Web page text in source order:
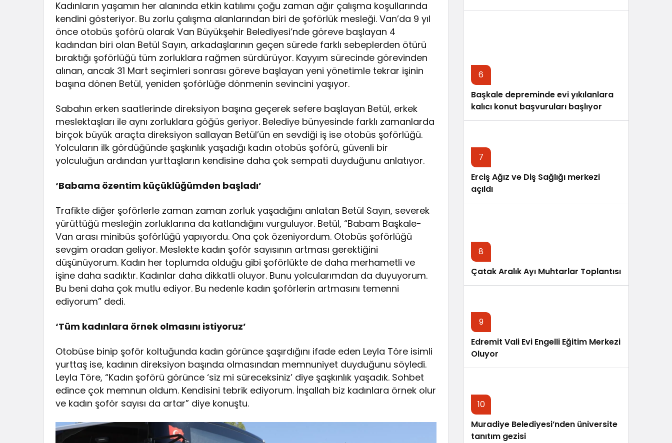
Kadınların yaşamın her alanında etkin katılımı çoğu zaman ağır çalışma koşullarında
kendini gösteriyor. Bu zorlu çalışma alanlarından biri de şoförlük mesleği. Van’da 9 yıl
önce otobüs şoförü olarak Van Büyükşehir Belediyesi’nde göreve başlayan 4
kadından biri olan Betül Sayın, arkadaşlarının geçen sürede farklı sebeplerden ötürü
bıraktığı şoförlüğü tüm zorluklara rağmen sürdürüyor. Kayyım sürecinde görevinden
alınan, ancak 31 Mart seçimleri sonrası göreve başlayan yeni yönetimle tekrar işinin
başına dönen Betül, yeniden şoförlüğe dönmenin sevincini yaşıyor.
Sabahın erken saatlerinde direksiyon başına geçerek sefere başlayan Betül, erkek
meslektaşları ile aynı zorluklara göğüs geriyor. Belediye bünyesinde farklı zamanlarda
birçok büyük araçta direksiyon sallayan Betül’ün en sevdiği iş ise otobüs şoförlüğü.
Yolcuların ilk gördüğünde şaşkınlık yaşadığı kadın otobüs şoförü, güvenli bir
yolculuğun ardından yurttaşların kendisine daha çok sempati duyduğunu anlatıyor.
‘Babama özentim küçüklüğümden başladı’
Trafikte diğer şoförlerle zaman zaman zorluk yaşadığını anlatan Betül Sayın, severek
yürüttüğü mesleğin zorluklarına da katlandığını vurguluyor. Betül, “Babam Başkale-
Van arası minibüs şoförlüğü yapıyordu. Ona çok özeniyordum. Otobüs şoförlüğü
sevgim oradan geliyor. Meslekte kadın şoför sayısının artması gerektiğini
düşünüyorum. Kadın her toplumda olduğu gibi şoförlükte de daha merhametli ve
işine daha sadıktır. Kadınlar daha dikkatli oluyor. Bunu yolcularımdan da duyuyorum.
Bu beni daha çok mutlu ediyor. Bu nedenle kadın şoförlerin artmasını temenni
ediyorum” dedi.
‘Tüm kadınlara örnek olmasını istiyoruz’
Otobüse binip şoför koltuğunda kadın görünce şaşırdığını ifade eden Leyla Töre isimli
yurttaş ise, kadının direksiyon başında olmasından memnuniyet duyduğunu söyledi.
Leyla Töre, “Kadın şoförü görünce ‘siz mi süreceksiniz’ diye şaşkınlık yaşadık. Sohbet
edince çok memnun oldum. Kendisini tebrik ediyorum. İnşallah biz kadınlara örnek olur
ve kadın şoför sayısı da artar” diye konuştu.
6
Başkale depreminde evi yıkılanlara
kalıcı konut başvuruları başlıyor
7
Erciş Ağız ve Diş Sağlığı merkezi
açıldı
8
Çatak Aralık Ayı Muhtarlar Toplantısı
9
Edremit Vali Evi Engelli Eğitim Merkezi
Oluyor
10
Muradiye Belediyesi’nden üniversite
tanıtım gezisi